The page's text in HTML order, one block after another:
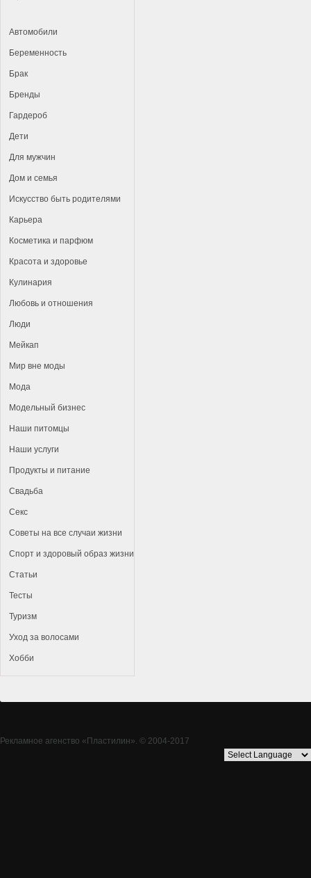
Автомобили
Беременность
Брак
Бренды
Гардероб
Дети
Для мужчин
Дом и семья
Искусство быть родителями
Карьера
Косметика и парфюм
Красота и здоровье
Кулинария
Любовь и отношения
Люди
Мейкап
Мир вне моды
Мода
Модельный бизнес
Наши питомцы
Наши услуги
Продукты и питание
Свадьба
Секс
Советы на все случаи жизни
Спорт и здоровый образ жизни
Статьи
Тесты
Туризм
Уход за волосами
Хобби
Рекламное агенство «Пластилин». © 2004-2017